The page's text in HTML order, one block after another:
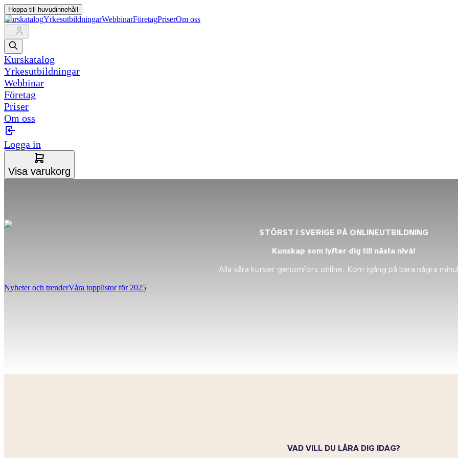
Hoppa till huvudinnehåll
KurskatalogYrkesutbildningarWebbinarFöretagPriserOm oss
...
Kurskatalog
Yrkesutbildningar
Webbinar
Företag
Priser
Om oss
Logga in
Visa varukorg
STÖRST I SVERIGE PÅ ONLINEUTBILDNING
Kunskap som lyfter dig till nästa nivå!
Alla våra kurser genomförs online. Kom igång på bara några
Nyheter och trenderVåra topplistor för 2025
VAD VILL DU LÄRA DIG IDAG?